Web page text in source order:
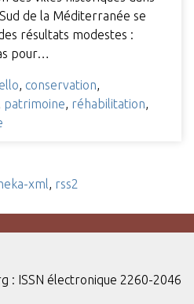
de la Méditerranée se
résultats modestes :
pour…
conservation
patrimoine réhabilitation
xml rss2
: ISSN électronique 2260-2046